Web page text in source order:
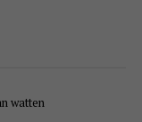
watten